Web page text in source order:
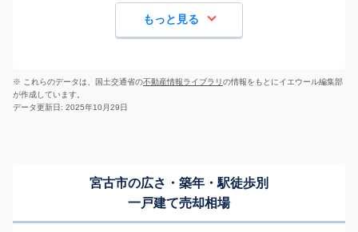
もっと見る
※ これらのデータは、国土交通省の不動産情報ライブラリの情報をもとにイエウール編集部
が作成しています。
データ更新日: 2025年10月29日
宮古市の広さ・築年・駅徒歩別
一戸建て売却相場